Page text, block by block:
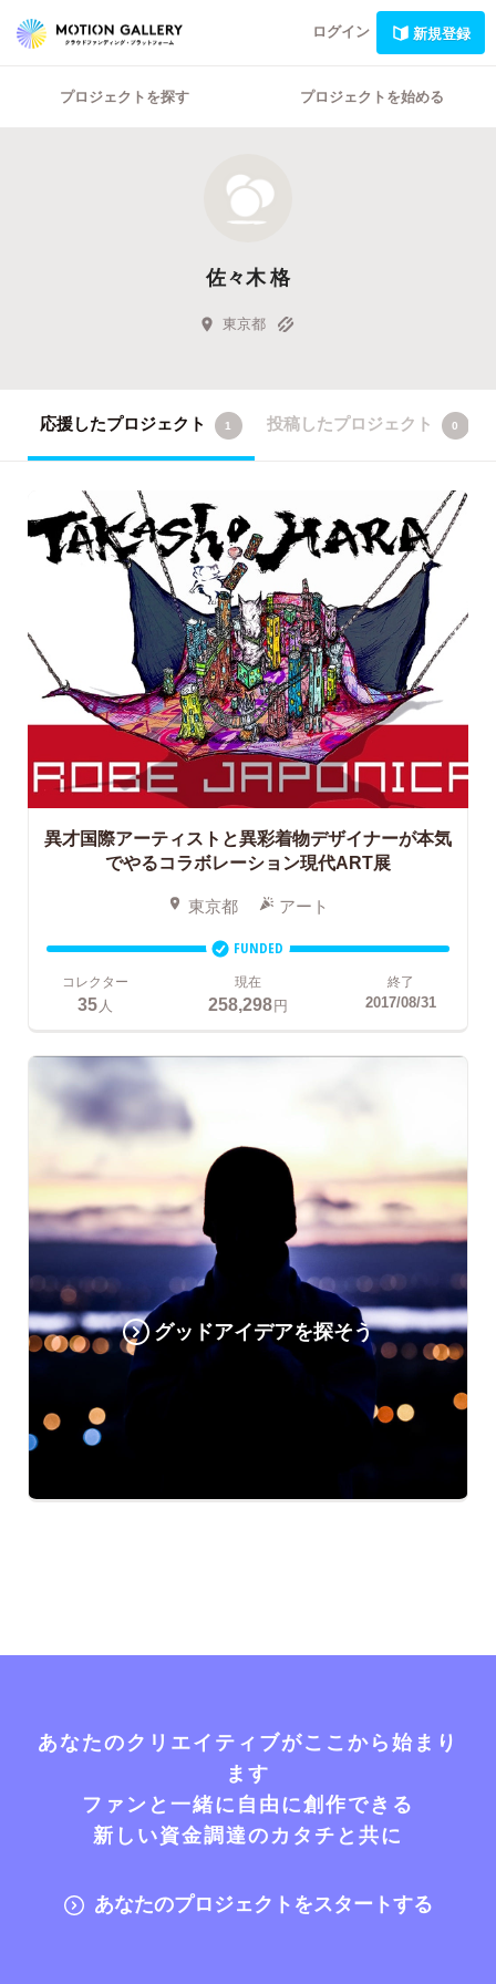
ログイン 新規登録
プロジェクトを探す プロジェクトを始める
佐々木 格
東京都
応援したプロジェクト 1 投稿したプロジェクト 0
異才国際アーティストと異彩着物デザイナーが本気
でやるコラボレーション現代ART展
東京都 アート
FUNDED
コレクター
35 人
現在
258,298円
終了
2017/08/31
グッドアイデアを探そう
あなたのクリエイティブがここから始まり
ます
ファンと一緒に自由に創作できる
新しい資金調達のカタチと共に
あなたのプロジェクトをスタートする